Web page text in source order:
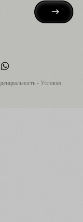
- Условия